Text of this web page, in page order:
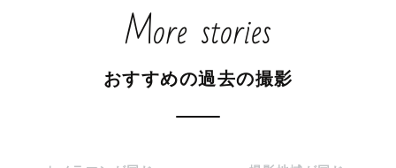
初めまして。愛媛県を拠点に活動しています「ゆーたろ」
More stories
おすすめの過去の撮影